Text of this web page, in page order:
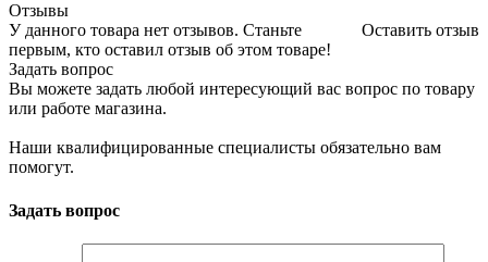
Отзывы
Оставить отзыв
У данного товара нет отзывов. Станьте
первым, кто оставил отзыв об этом товаре!
Задать вопрос
Вы можете задать любой интересующий вас вопрос по товару
или работе магазина.
Наши квалифицированные специалисты обязательно вам
помогут.
Задать вопрос